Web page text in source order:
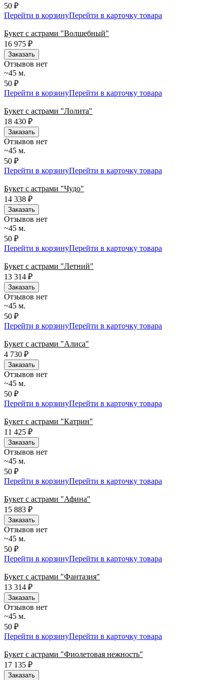
50 ₽
Перейти в корзинуПерейти в карточку товара
Букет с астрами "Волшебный"
16 975 ₽
Заказать
Отзывов нет
~45 м.
50 ₽
Перейти в корзинуПерейти в карточку товара
Букет с астрами "Лолита"
18 430 ₽
Заказать
Отзывов нет
~45 м.
50 ₽
Перейти в корзинуПерейти в карточку товара
Букет с астрами "Чудо"
14 338 ₽
Заказать
Отзывов нет
~45 м.
50 ₽
Перейти в корзинуПерейти в карточку товара
Букет с астрами "Летний"
13 314 ₽
Заказать
Отзывов нет
~45 м.
50 ₽
Перейти в корзинуПерейти в карточку товара
Букет с астрами "Алиса"
4 730 ₽
Заказать
Отзывов нет
~45 м.
50 ₽
Перейти в корзинуПерейти в карточку товара
Букет с астрами "Катрин"
11 425 ₽
Заказать
Отзывов нет
~45 м.
50 ₽
Перейти в корзинуПерейти в карточку товара
Букет с астрами "Афина"
15 883 ₽
Заказать
Отзывов нет
~45 м.
50 ₽
Перейти в корзинуПерейти в карточку товара
Букет с астрами "Фантазия"
13 314 ₽
Заказать
Отзывов нет
~45 м.
50 ₽
Перейти в корзинуПерейти в карточку товара
Букет с астрами "Фиолетовая нежность"
17 135 ₽
Заказать